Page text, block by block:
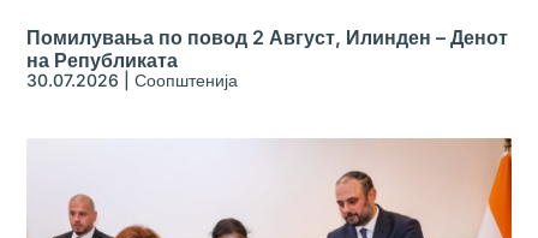
Помилувања по повод 2 Август, Илинден – Денот
на Републиката
30.07.2026 |Соопштенија